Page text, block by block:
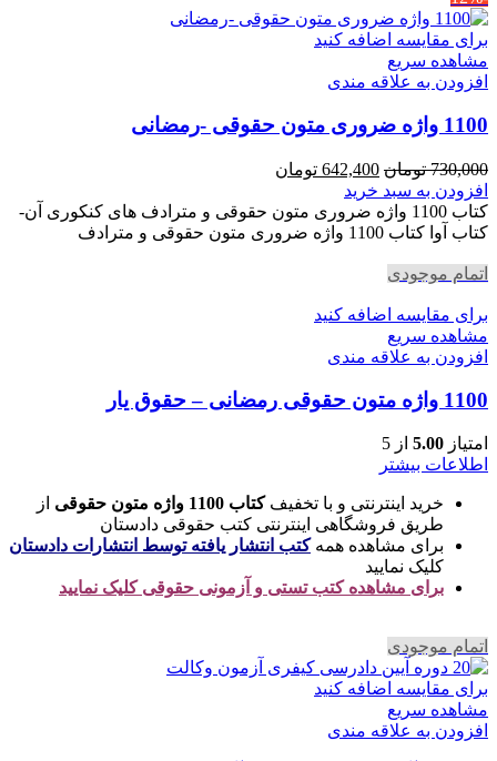
برای مقایسه اضافه کنید
مشاهده سریع
افزودن به علاقه مندی
1100 واژه ضروری متون حقوقی -رمضانی
730,000 تومان قیمت
اصلی
730,000 تومان
بود.
642,400 تومان
642,400 تومان
است.
افزودن به سبد خرید
کتاب 1100 واژه ضروری متون حقوقی و مترادف های کنکوری آن-
کتاب آوا کتاب 1100 واژه ضروری متون حقوقی و مترادف
اتمام موجودی
برای مقایسه اضافه کنید
مشاهده سریع
افزودن به علاقه مندی
1100 واژه متون حقوقی رمضانی – حقوق یار
امتیاز 5.00 از 5
اطلاعات بیشتر
خرید اینترنتی و با تخفیفکتاب 1100 واژه متون حقوقی
از
طریق فروشگاهی اینترنتی کتب حقوقی دادستان
برای مشاهده همهکتب انتشار یافته توسط انتشارات دادستان
کلیک نمایید
برای مشاهده کتب تستی و آزمونی حقوقی کلیک نمایید
اتمام موجودی
برای مقایسه اضافه کنید
مشاهده سریع
افزودن به علاقه مندی